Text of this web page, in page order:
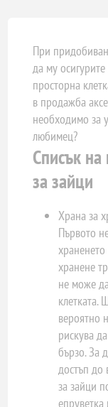
При
да му
просторна
в продажба
необходимо за
любимец?
Списък
за зайци
Храна за
Първото
хранене
не може
клетката.
вероятно
рискува
бързо. За
достъп до
за зайци